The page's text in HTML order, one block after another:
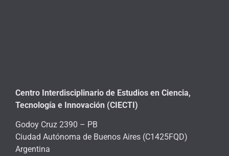
Centro Interdisciplinario de Estudios en Ciencia,
Tecnología e Innovación (CIECTI)
Godoy Cruz 2390 – PB
Ciudad Autónoma de Buenos Aires (C1425FQD)
Argentina